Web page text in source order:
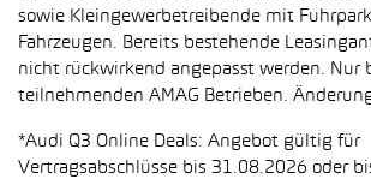
sowie Kleingewerbetreibende mit
Fahrzeugen. Bereits bestehende
nicht rückwirkend angepasst werden. Nur
teilnehmenden AMAG Betrieben.
*Audi Q3 Online Deals: Angebot gültig für
Vertragsabschlüsse bis 31.08.2026 oder